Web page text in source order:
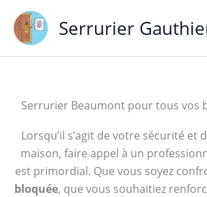
contenu
Serrurier
Serrurier Beaumont pour tous vos
Lorsqu’il s’agit de votre sécurité et
maison, faire appel à un
est primordial. Que vous soyez
bloquée, que vous souhaitiez